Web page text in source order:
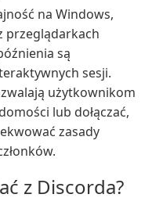
na Windows,
przeglądarkach
są
sesji.
użytkownikom
lub dołączać,
zasady
z Discorda?